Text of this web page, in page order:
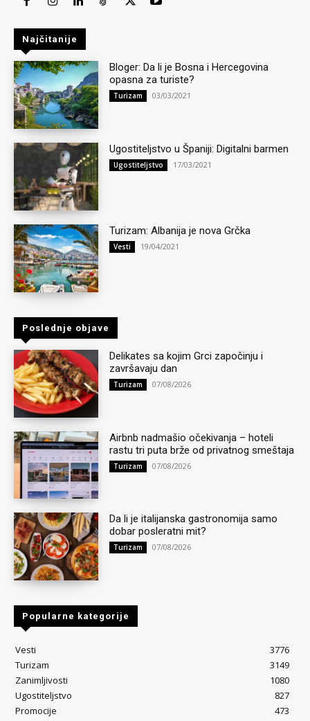
Najčitanije
Bloger: Da li je Bosna i Hercegovina
opasna za turiste?
Turizam 03/03/2021
Ugostiteljstvo u Španiji: Digitalni barmen
Ugostiteljstvo 17/03/2021
Turizam: Albanija je nova Grčka
Vesti 19/04/2021
Poslednje objave
Delikates sa kojim Grci započinju i
završavaju dan
Turizam 07/08/2026
Airbnb nadmašio očekivanja – hoteli
rastu tri puta brže od privatnog smeštaja
Turizam 07/08/2026
Da li je italijanska gastronomija samo
dobar posleratni mit?
Turizam 07/08/2026
Popularne kategorije
Vesti
3776
Turizam
3149
Zanimljivosti
1080
Ugostiteljstvo
827
Promocije
473